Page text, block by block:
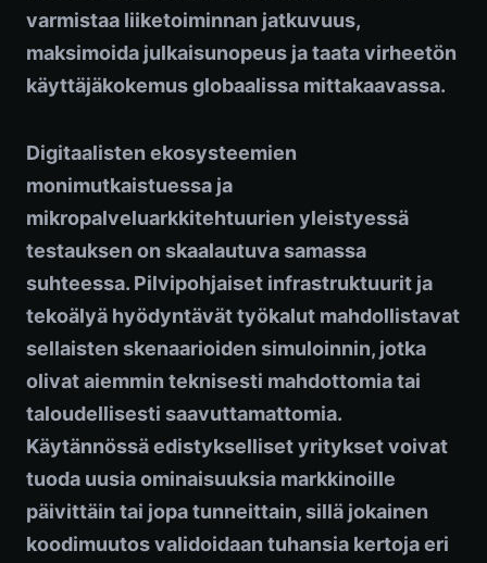
varmistaa liiketoiminnan jatkuvuus,
maksimoida julkaisunopeus ja taata virheetön
käyttäjäkokemus globaalissa mittakaavassa.
Digitaalisten ekosysteemien
monimutkaistuessa ja
mikropalveluarkkitehtuurien yleistyessä
testauksen on skaalautuva samassa
suhteessa. Pilvipohjaiset infrastruktuurit ja
tekoälyä hyödyntävät työkalut mahdollistavat
sellaisten skenaarioiden simuloinnin, jotka
olivat aiemmin teknisesti mahdottomia tai
taloudellisesti saavuttamattomia.
Käytännössä edistykselliset yritykset voivat
tuoda uusia ominaisuuksia markkinoille
päivittäin tai jopa tunneittain, sillä jokainen
koodimuutos validoidaan tuhansia kertoja eri